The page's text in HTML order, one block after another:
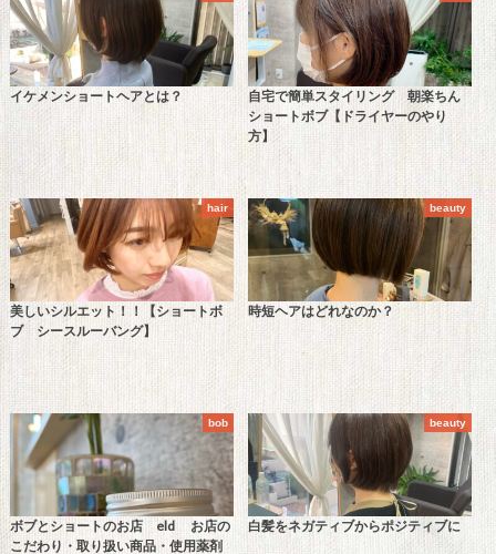
イケメンショートヘアとは？
自宅で簡単スタイリング 朝楽ちん
ショートボブ【ドライヤーのやり
方】
hair
美しいシルエット！！【ショートボ
ブ シースルーバング】
beauty
時短ヘアはどれなのか？
bob
ボブとショートのお店 eld お店の
こだわり・取り扱い商品・使用薬剤
beauty
白髪をネガティブからポジティブに